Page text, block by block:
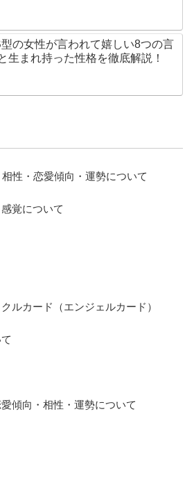
の女性が言われて嬉しい8つの言
生まれ持った性格を徹底解説！
性・恋愛傾向・運勢について
覚について
ルカード（エンジェルカード）
傾向・相性・運勢について